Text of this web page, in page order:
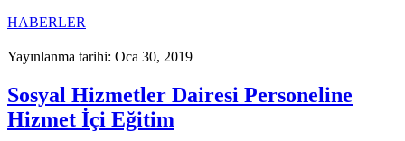
HABERLER
Yayınlanma tarihi: Oca 30, 2019
Sosyal Hizmetler Dairesi Personeline
Hizmet İçi Eğitim